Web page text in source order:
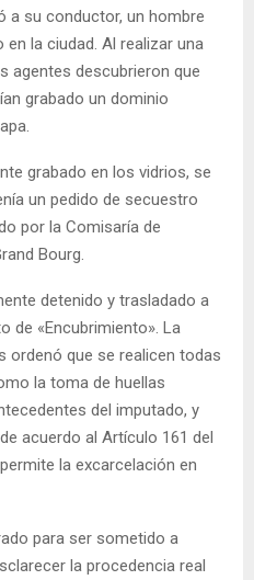
a su conductor, un hombre
la ciudad. Al realizar una
agentes descubrieron que
grabado un dominio
grabado en los vidrios, se
un pedido de secuestro
por la Comisaría de
Bourg.
detenido y trasladado a
de «Encubrimiento». La
ordenó que se realicen todas
la toma de huellas
del imputado, y
acuerdo al Artículo 161 del
la excarcelación en
para ser sometido a
la procedencia real